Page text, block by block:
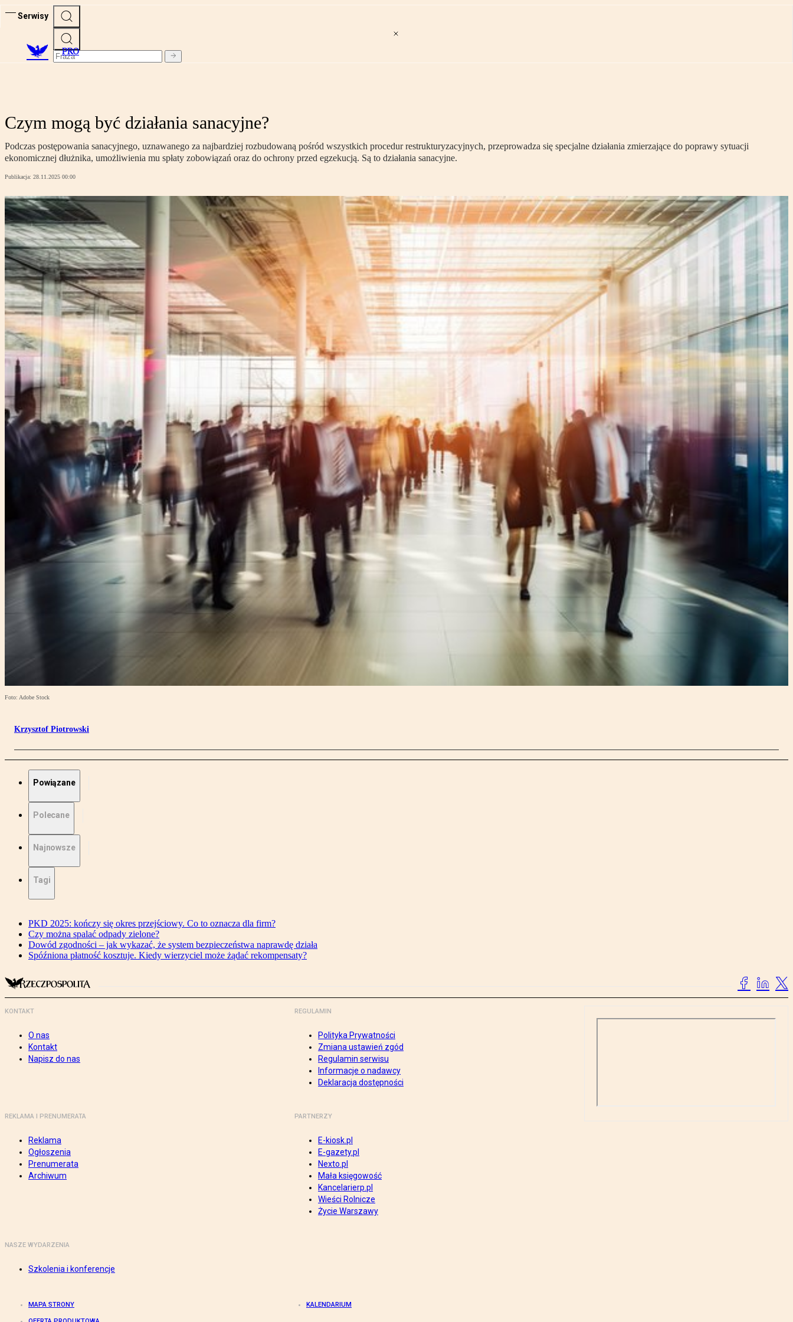
Serwisy
PRO
Czym mogą być działania sanacyjne?
Podczas postępowania sanacyjnego, uznawanego za najbardziej rozbudowaną pośród wszystkich procedur restrukturyzacyjnych, przeprowadza się specjalne działania zmierzające do poprawy sytuacji
ekonomicznej dłużnika, umożliwienia mu spłaty zobowiązań oraz do ochrony przed egzekucją. Są to działania sanacyjne.
Publikacja: 28.11.2025 00:00
Foto: Adobe Stock
Krzysztof Piotrowski
Powiązane
Polecane
Najnowsze
Tagi
PKD 2025: kończy się okres przejściowy. Co to oznacza dla firm?
Czy można spalać odpady zielone?
Dowód zgodności – jak wykazać, że system bezpieczeństwa naprawdę działa
Spóźniona płatność kosztuje. Kiedy wierzyciel może żądać rekompensaty?
KONTAKT
O nas
Kontakt
Napisz do nas
REGULAMIN
Polityka Prywatności
Zmiana ustawień zgód
Regulamin serwisu
Informacje o nadawcy
Deklaracja dostępności
REKLAMA I PRENUMERATA
Reklama
Ogłoszenia
Prenumerata
Archiwum
PARTNERZY
E-kiosk.pl
E-gazety.pl
Nexto.pl
Mała księgowość
Kancelarierp.pl
Wieści Rolnicze
Życie Warszawy
NASZE WYDARZENIA
Szkolenia i konferencje
MAPA STRONY KALENDARIUM